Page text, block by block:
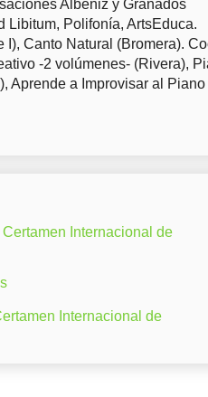
Albéniz y Granados
Libitum, Polifonía, ArtsEduca.
Canto Natural (Bromera).
-2 volúmenes- (Rivera),
Aprende a Improvisar al Piano
Internacional de
Internacional de